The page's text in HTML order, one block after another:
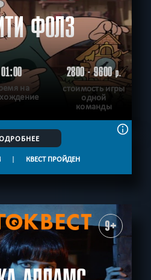
ФОЛЗ
01:00
на
2800 - 9600р.
стоимость игры
одной
команды
| КВЕСТ ПРОЙДЕН
9+